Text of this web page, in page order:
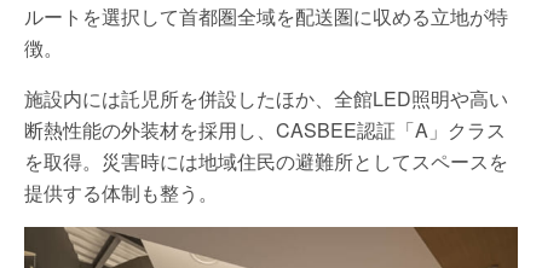
ルートを選択して首都圏全域を配送圏に収める立地が特
徴。
施設内には託児所を併設したほか、全館LED照明や高い
断熱性能の外装材を採用し、CASBEE認証「A」クラス
を取得。災害時には地域住⺠の避難所としてスペースを
提供する体制も整う。